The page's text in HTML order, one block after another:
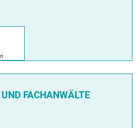
FACHANWÄLTE